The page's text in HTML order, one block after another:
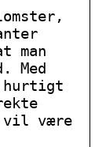
man
Med
hurtigt
vil være